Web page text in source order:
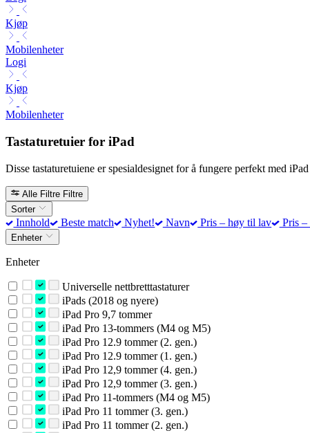
Kjøp
Mobilenheter
Logi
Kjøp
Mobilenheter
Tastaturetuier for iPad
Disse tastaturetuiene er spesialdesignet for å fungere perfekt med
Alle Filtre Filtre
Sorter
Innhold Beste match Nyhet! Navn Pris – høy til lav Pris –
Enheter
Enheter
Universelle nettbretttastaturer
iPads (2018 og nyere)
iPad Pro 9,7 tommer
iPad Pro 13-tommers (M4 og M5)
iPad Pro 12.9 tommer (2. gen.)
iPad Pro 12.9 tommer (1. gen.)
iPad Pro 12,9 tommer (4. gen.)
iPad Pro 12,9 tommer (3. gen.)
iPad Pro 11-tommers (M4 og M5)
iPad Pro 11 tommer (3. gen.)
iPad Pro 11 tommer (2. gen.)